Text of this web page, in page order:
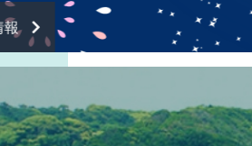
ム（W-Izu Dog）特設サイト